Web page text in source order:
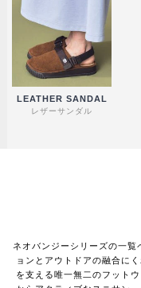
LEATHER SANDAL
レザーサンダル
ネオバンジーシリーズの一覧
ョンとアウトドアの融合に
を支える唯一無二のフット